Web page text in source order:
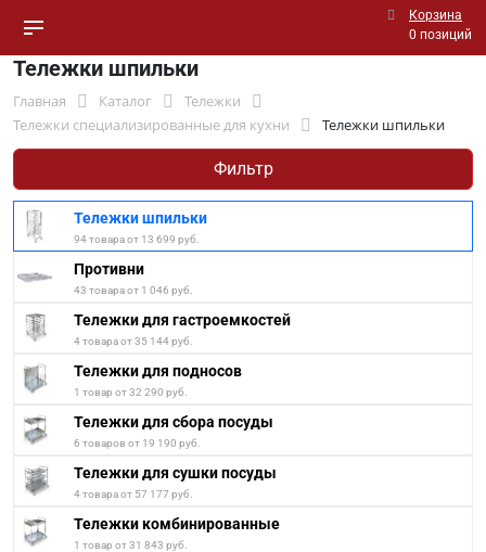
Корзина
0 позиций
Тележки шпильки
Главная Каталог
Тележки
Тележки специализированные для кухни
Тележки шпильки
Фильтр
Тележки шпильки
94 товара от 13 699 руб.
Противни
43 товара от 1 046 руб.
Тележки для гастроемкостей
4 товара от 35 144 руб.
Тележки для подносов
1 товар от 32 290 руб.
Тележки для сбора посуды
6 товаров от 19 190 руб.
Тележки для сушки посуды
4 товара от 57 177 руб.
Тележки комбинированные
1 товар от 31 843 руб.